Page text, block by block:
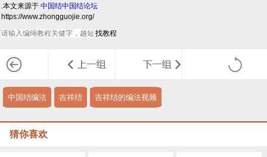
.本文来源于中国结中国结论坛
https://www.zhongguojie.org/
中国结编法 吉祥结 吉祥结的编法视频
猜你喜欢